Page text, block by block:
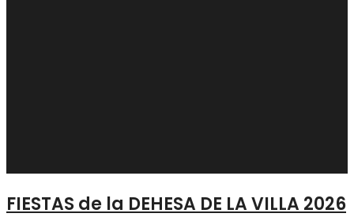
FIESTAS de la DEHESA DE LA VILLA 2026